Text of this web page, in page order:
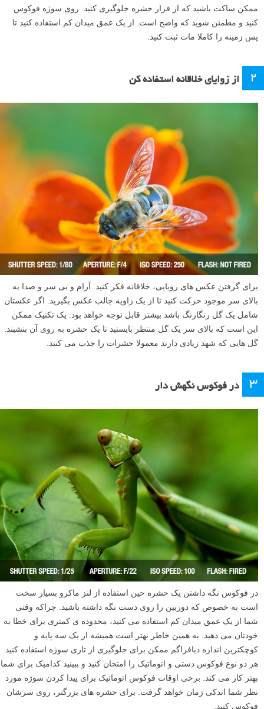
ممکن ساکت باشید که از فرار حشره جلوگیری کنید. روی سوژه فوکوس
کنید و مطمئن شوید که واضح است. از یک عمق میدان کم استفاده کنید تا
پس زمینه را کاملا مات ثبت کنید.
۲ از زوایای خلاقانه استفاده کن
برای گرفتن عکس های رویایی، خلاقانه فکر کنید. آرام و بی سر و صدا به
بالای سر موجود حرکت کنید تا از یک زاویه جالب عکس بگیرید. اگر عکستان
شامل یک گل رنگارنگ باشد بیشتر قابل توجه خواهد بود. یک تکنیک ممکن
این است که بالای سر یک گل منتظر بایستید تا یک حشره به روی آن بنشیند.
گل هایی که شهد زیادی دارند معمولا حشرات را جذب می کنند.
۳ در فوکوس نگهش دار
در فوکوس نگه داشتن یک حشره حین استفاده از لنز ماکرو بسیار سخت
است به خصوص که دوربین را روی دست نگه داشته باشید. چراکه وقتی
شما از یک عمق میدان کم استفاده می کنید، محدوده ی کمتری برای خطا به
خودتان می دهید. به همین خاطر بهتر است همیشه از یک سه پایه و
کوچکترین اندازه دیافراگم ممکن برای جلوگیری از تاری سوژه استفاده کنید.
هر دو نوع فوکوس دستی و اتوماتیک را امتحان کنید و ببینید کدامیک برای شما
بهتر کار می کند. برخی اوقات فوکوس اتوماتیک برای پیدا کردن سوژه مورد
نظر شما اندکی زمان خواهد گرفت. برای حشره های بزرگتر، روی سرشان
فوکوس کنید.